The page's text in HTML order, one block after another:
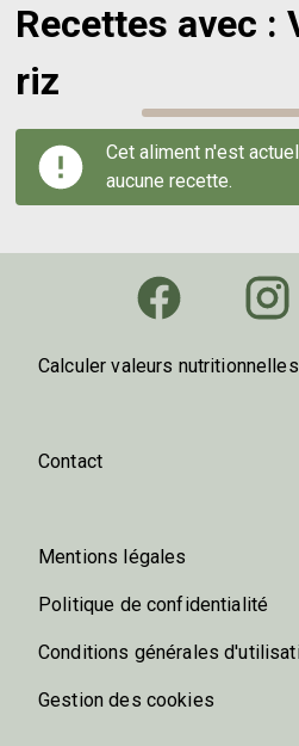
Recettes avec :
riz
Cet aliment n'est
aucune recette.
Calculer valeurs
Contact
Mentions légales
Politique de confidentialité
Conditions générales
Gestion des cookies